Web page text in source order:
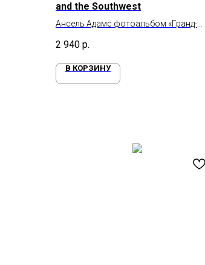
and the Southwest
Ансель Адамс фотоальбом «Гранд-
2 940 р.
В КОРЗИНУ